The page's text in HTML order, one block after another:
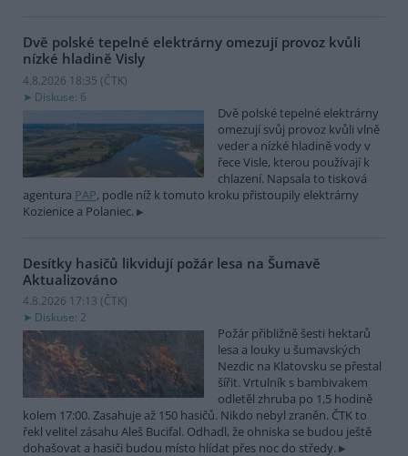
Dvě polské tepelné elektrárny omezují provoz kvůli
nízké hladině Visly
4.8.2026 18:35 (ČTK)
Diskuse: 6
Dvě polské tepelné elektrárny
omezují svůj provoz kvůli vlně
veder a nízké hladině vody v
řece Visle, kterou používají k
chlazení. Napsala to tisková
agentura PAP, podle níž k tomuto kroku přistoupily elektrárny
Kozienice a Polaniec.
Desítky hasičů likvidují požár lesa na Šumavě
Aktualizováno
4.8.2026 17:13 (ČTK)
Diskuse: 2
Požár přibližně šesti hektarů
lesa a louky u šumavských
Nezdic na Klatovsku se přestal
šířit. Vrtulník s bambivakem
odletěl zhruba po 1,5 hodině
kolem 17:00. Zasahuje až 150 hasičů. Nikdo nebyl zraněn. ČTK to
řekl velitel zásahu Aleš Bucifal. Odhadl, že ohniska se budou ještě
dohašovat a hasiči budou místo hlídat přes noc do středy.